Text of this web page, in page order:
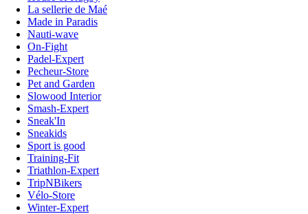
La sellerie de Maé
Made in Paradis
Nauti-wave
On-Fight
Padel-Expert
Pecheur-Store
Pet and Garden
Slowood Interior
Smash-Expert
Sneak'In
Sneakids
Sport is good
Training-Fit
Triathlon-Expert
TripNBikers
Vélo-Store
Winter-Expert